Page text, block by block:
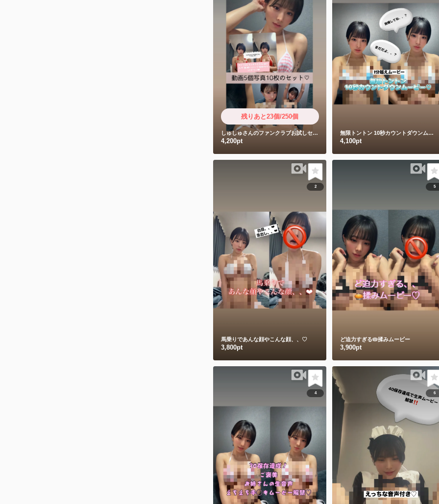
残りあと23個/250個
しゅしゅさんのファンクラブお試しセット
4,200pt
無限トントン 10秒カウントダウンムービー
4,100pt
2
馬乗りであんな顔やこんな顔、、♡
3,800pt
5
ど迫力すぎる🥧揉みムービー
3,900pt
4 6